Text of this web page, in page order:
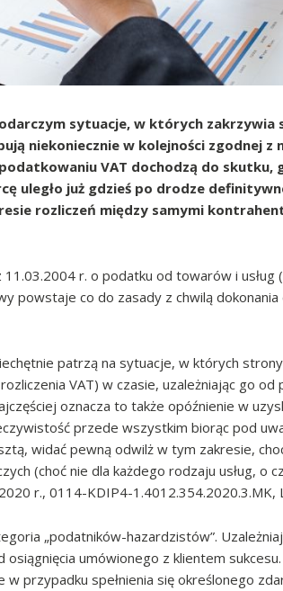
sytuacje, w których zakrzywia
niekoniecznie w kolejności zgodnej
VAT dochodzą do skutku,
uległo już gdzieś po drodze
rozliczeń między samymi
r. o podatku od towarów i usług
powstaje co do zasady z chwilą
patrzą na sytuacje, w których
VAT) w czasie, uzależniając go
oznacza to także opóźnienie w
przede wszystkim biorąc pod
widać pewną odwilż w tym zakresie,
(choć nie dla każdego rodzaju usług, o
r., 0114-KDIP4-1.4012.354.2020.3.MK,
„podatników-hazardzistów”.
umówionego z klientem
przypadku spełnienia się określonego